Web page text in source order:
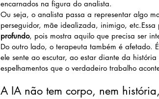
encarnados na figura do analista.
Ou seja, o analista passa a representar algo
perseguidor, mãe idealizada, inimigo,
profundo, pois mostra aquilo que precisa ser
Do outro lado, o terapeuta também é afetado.
ele sente ao escutar, ao estar diante da
espelhamentos que o verdadeiro trabalho
A IA não tem corpo, nem